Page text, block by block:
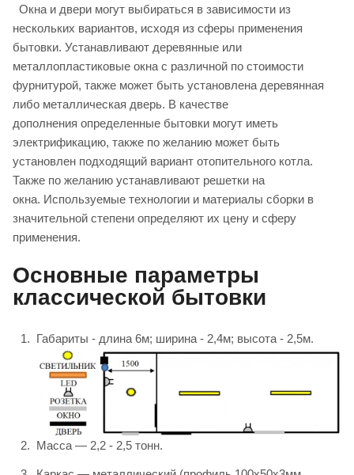
Окна и двери могут выбираться в зависимости из
нескольких вариантов, исходя из сферы применения
бытовки. Устанавливают деревянные или
металлопластиковые окна с различной по стоимости
фурнитурой, также может быть установлена деревянная
либо металлическая дверь. В качестве
дополнения определенные бытовки могут иметь
электрификацию, также по желанию может быть
установлен подходящий вариант отопительного котла.
Также по желанию устанавливают решетки на
окна. Используемые технологии и материалы сборки в
значительной степени определяют их цену и сферу
применения.
Основные параметры
классической бытовки
Габариты - длина 6м; ширина - 2,4м; высота - 2,5м.
Масса — 2,2 - 2,5 тонн.